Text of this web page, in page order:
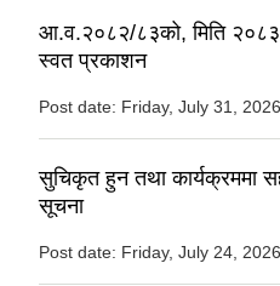
आ.व.२०८२/८३को, मिति
स्वत प्रकाशन
Post date: Friday, July 31,
सुचिकृत हुन तथा कार्यक्रममा
सूचना
Post date: Friday, July 24,